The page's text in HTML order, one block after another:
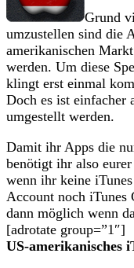
Grund
umzustellen sind die
amerikanischen
werden. Um diese
klingt erst einmal
Doch es ist einfacher
umgestellt werden.
Damit ihr Apps die
benötigt ihr also
wenn ihr keine
Account noch iTunes
dann möglich wenn
[adrotate group=”1″]
US-amerikanisches